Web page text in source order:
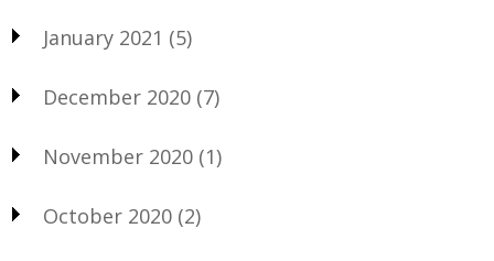
January 2021 (5)
December 2020 (7)
November 2020 (1)
October 2020 (2)